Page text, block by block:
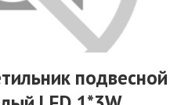
подвесной